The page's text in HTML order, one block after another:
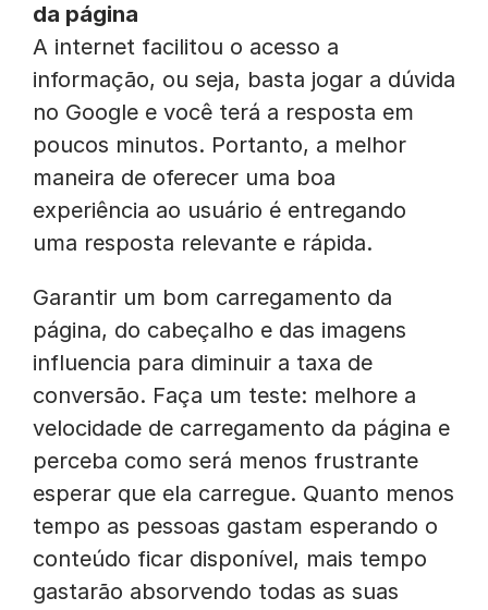
da página
A internet facilitou o acesso a
informação, ou seja, basta jogar a dúvida
no Google e você terá a resposta em
poucos minutos. Portanto, a melhor
maneira de oferecer uma boa
experiência ao usuário é entregando
uma resposta relevante e rápida.
Garantir um bom carregamento da
página, do cabeçalho e das imagens
influencia para diminuir a taxa de
conversão. Faça um teste: melhore a
velocidade de carregamento da página e
perceba como será menos frustrante
esperar que ela carregue. Quanto menos
tempo as pessoas gastam esperando o
conteúdo ficar disponível, mais tempo
gastarão absorvendo todas as suas